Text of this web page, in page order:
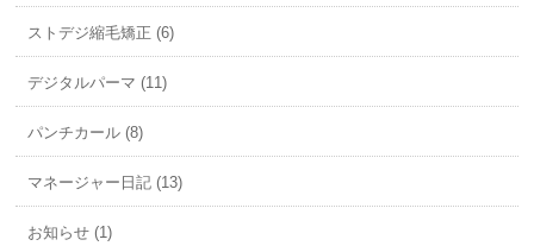
ストデジ縮毛矯正 (6)
デジタルパーマ (11)
パンチカール (8)
マネージャー日記 (13)
お知らせ (1)